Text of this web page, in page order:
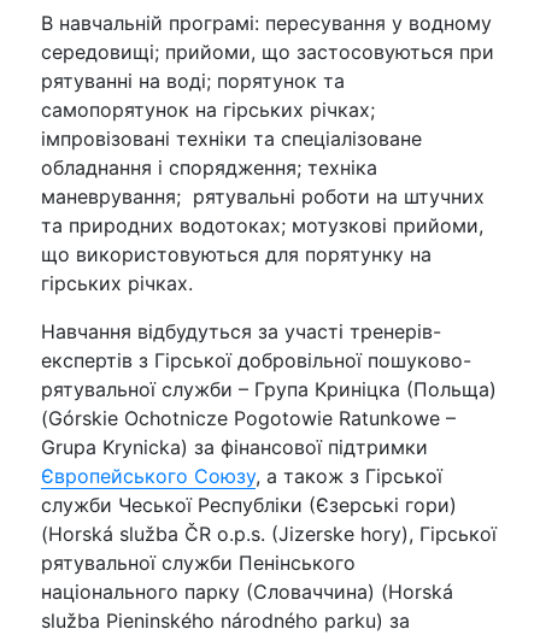
В навчальній програмі: пересування у водному
середовищі; прийоми, що застосовуються при
рятуванні на воді; порятунок та
самопорятунок на гірських річках;
імпровізовані техніки та спеціалізоване
обладнання і спорядження; техніка
маневрування; рятувальні роботи на штучних
та природних водотоках; мотузкові прийоми,
що використовуються для порятунку на
гірських річках.
Навчання відбудуться за участі тренерів-
експертів з Гірської добровільної пошуково-
рятувальної служби – Група Криніцка (Польща)
(Górskie Ochotnicze Pogotowie Ratunkowe –
Grupa Krynicka) за фінансової підтримки
Європейського Союзу, а також з Гірської
служби Чеської Республіки (Єзерські гори)
(Horská služba ČR o.p.s. (Jizerske hory), Гірської
рятувальної служби Пенінського
національного парку (Словаччина) (Horská
služba Pieninského národného parku) за